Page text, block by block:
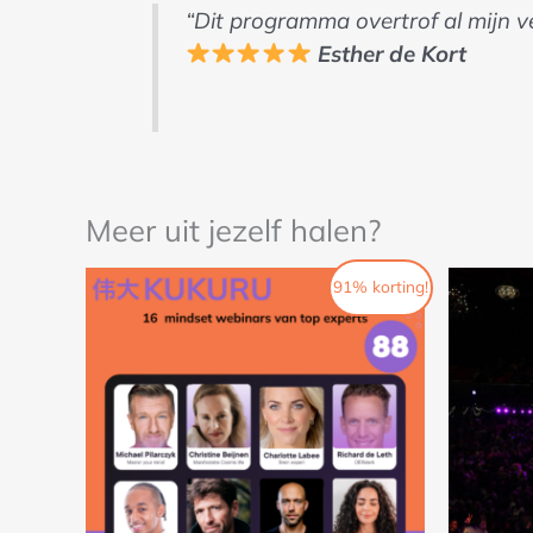
“Dit programma overtrof al mijn
Esther de Kort
Meer uit jezelf halen?
91% korting!
Oorspronkelijke
prijs
was:
Huidige
prijs
is: